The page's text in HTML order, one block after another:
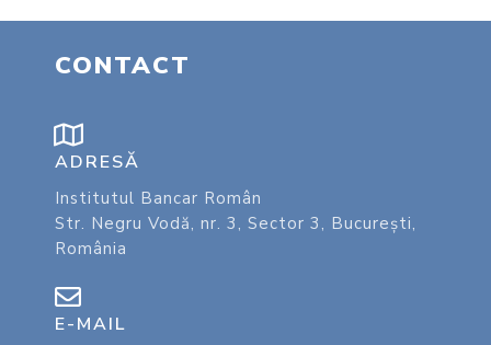
CONTACT
ADRESĂ
Institutul Bancar Român
Str. Negru Vodă, nr. 3, Sector 3, București,
România
E-MAIL